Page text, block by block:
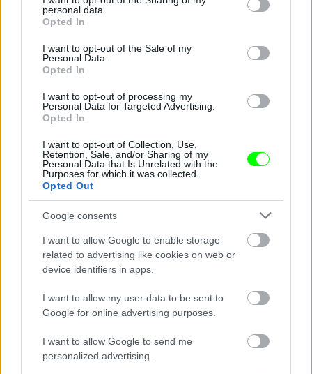
grant or deny consent to Google and its third-party tags to
use your data for below specified purposes in below Google
consent section.
personal data.
Opted In
I want to opt-out of the Sale of my
Personal Data.
Opted In
I want to opt-out of processing my
Personal Data for Targeted Advertising.
Opted In
I want to opt-out of Collection, Use,
Retention, Sale, and/or Sharing of my
Personal Data that Is Unrelated with the
Purposes for which it was collected.
Opted Out
Google consents
I want to allow Google to enable storage
related to advertising like cookies on web or
device identifiers in apps.
I want to allow my user data to be sent to
Google for online advertising purposes.
I want to allow Google to send me
personalized advertising.
A környező házak egyfajta arénát alkotva felerősítik
Fotó: Molnár Zoltán / Velvet
Emiatt a lakók nem tudnak sokszor aludni, főleg
nyáron, nyitott ablaknál.